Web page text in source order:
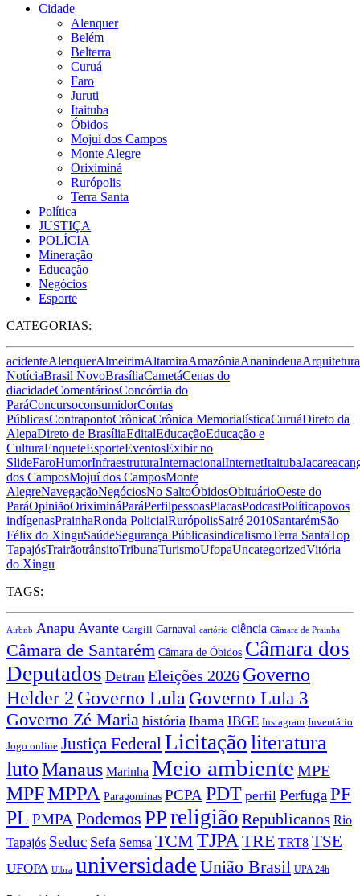
Cidade
Alenquer
Belém
Belterra
Curuá
Faro
Juruti
Itaituba
Óbidos
Mojuí dos Campos
Monte Alegre
Oriximiná
Rurópolis
Terra Santa
Política
JUSTIÇA
POLÍCIA
Mineração
Educação
Negócios
Esporte
CATEGORIAS:
acidenteAlenquerAlmeirimAltamiraAmazôniaAnanindeuaArquitetura
NotíciaBrasil NovoBrasíliaCametáCenas do
diacidadeComentáriosConcórdia do
ParáConcursoconsumidorContas
PúblicasContrapontoCrônicaCrônica MemorialísticaCuruáDireto da
AlepaDireto de BrasíliaEditalEducaçãoEducação e
CulturaEnqueteEsporteEventosExibir no
SlideFaroHumorInfraestruturaInternacionalInternetItaituba
dos CamposMojuí dos CamposMonte
AlegreNavegaçãoNegóciosNo SaltoÓbidosObituárioOeste do
ParáOpiniãoOriximináParáPerfilpessoasPlacasPodcastPolíticapovos
indígenasPrainhaRonda PolicialRurópolisSairé 2010SantarémSão
Félix do XinguSaúdeSegurança PúblicasindicalismoTerra SantaTop
TapajósTrairãotrânsitoTribunaTurismoUfopaUncategorizedVitória
do Xingu
TAGS:
Airbnb Anapu Avante Cargill Carnaval cartório ciência Câmara de Prainha
Câmara de Santarém Câmara de Óbidos Câmara dos
Deputados Detran Eleições 2026 Governo
Helder 2 Governo Lula Governo Lula 3
Governo Zé Maria história Ibama IBGE Instagram Inventário
Jogo online Justiça FederalLicitaçãoliteratura
lutoManaus Marinha Meio ambiente MPE
MPFMPPA Paragominas PCPA PDT perfil PerfugaPF
PL PMPA Podemos PPreligião Republicanos Rio
Tapajós Seduc Sefa Semsa TCM TJPA TRE TRT8 TSE
UFOPA Ulbra universidade União Brasil UPA 24h